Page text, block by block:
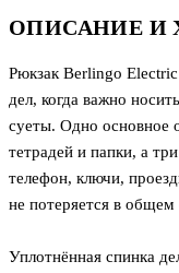
ОПИСАНИЕ И
Рюкзак Berlingo
дел, когда важно
суеты. Одно основное
тетрадей и папки, а
телефон, ключи,
не потеряется в общем
Уплотнённая спинка